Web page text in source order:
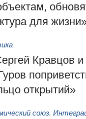
для
Кравцов и
открытий»
союз.